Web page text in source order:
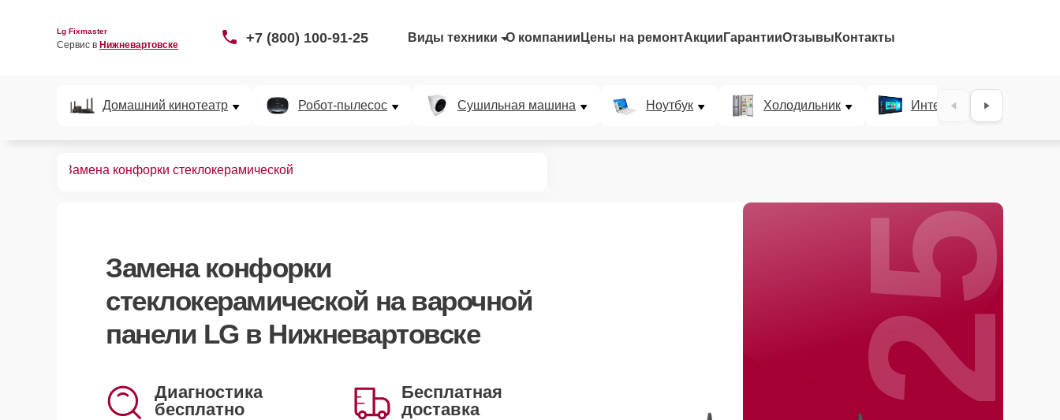
Lg Fixmaster
Сервис в Нижневартовске +7 (800) 100-91-25 Виды техники О компании Цены на ремонтАкции ГарантииОтзывы Контакты
Домашний кинотеатр Робот-пылесос Сушильная машина Ноутбук Холодильник Интерактивные панели
Замена конфорки стеклокерамической
Замена конфорки
стеклокерамической на варочной
панели LG в Нижневартовске
Диагностика
бесплатно
Бесплатная
доставка
25%